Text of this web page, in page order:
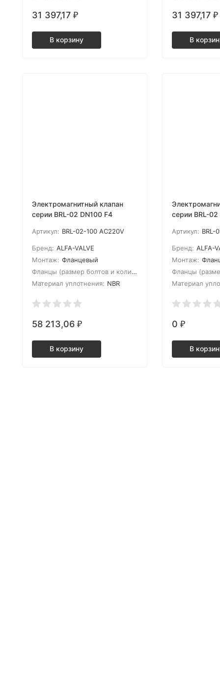
31 397,17 ₽
В корзину
31 397,17 ₽
В
Электромагнитный клапан
серии BRL-02 DN100 F4
Артикул: BRL-02-100 AC220V
Бренд: ALFA-VALVE
Монтаж: Фланцевый
Фланцы (размер болтов и количество):
М16*8
Материал уплотнения: NBR
58 213,06 ₽
В корзину
серии BRL-02
Артикул: BRL-
Бренд: ALFA-
Монтаж:
Материал
0 ₽
В